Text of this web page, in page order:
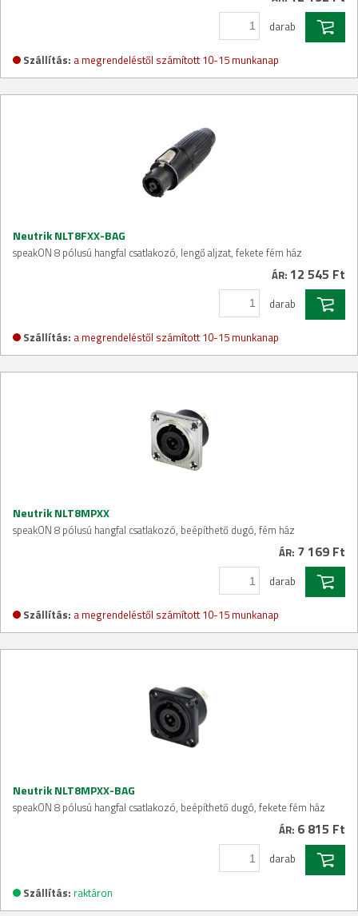
darab
Szállítás: a megrendeléstől számított 10-15 munkanap
Neutrik NLT8FXX-BAG
speakON 8 pólusú hangfal csatlakozó, lengő aljzat, fekete fém ház
ÁR: 12 545 Ft
darab
Szállítás: a megrendeléstől számított 10-15 munkanap
Neutrik NLT8MPXX
speakON 8 pólusú hangfal csatlakozó, beépíthető dugó, fém ház
ÁR: 7 169 Ft
darab
Szállítás: a megrendeléstől számított 10-15 munkanap
Neutrik NLT8MPXX-BAG
speakON 8 pólusú hangfal csatlakozó, beépíthető dugó, fekete fém ház
ÁR: 6 815 Ft
darab
Szállítás: raktáron